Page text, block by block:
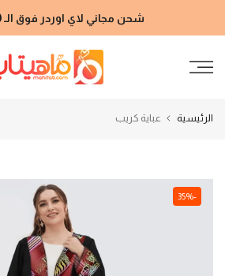
إلى
شحن مجاني لاي اوردر فوق الـ 2000 جنيه
الرئيسية عباية كريب
-35%